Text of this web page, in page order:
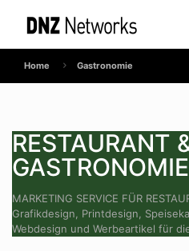
Home Gastronomie
RESTAURANT
GASTRONOMIE
MARKETING SERVICE FÜR
Grafikdesign, Printdesign,
Webdesign und Werbeartikel für